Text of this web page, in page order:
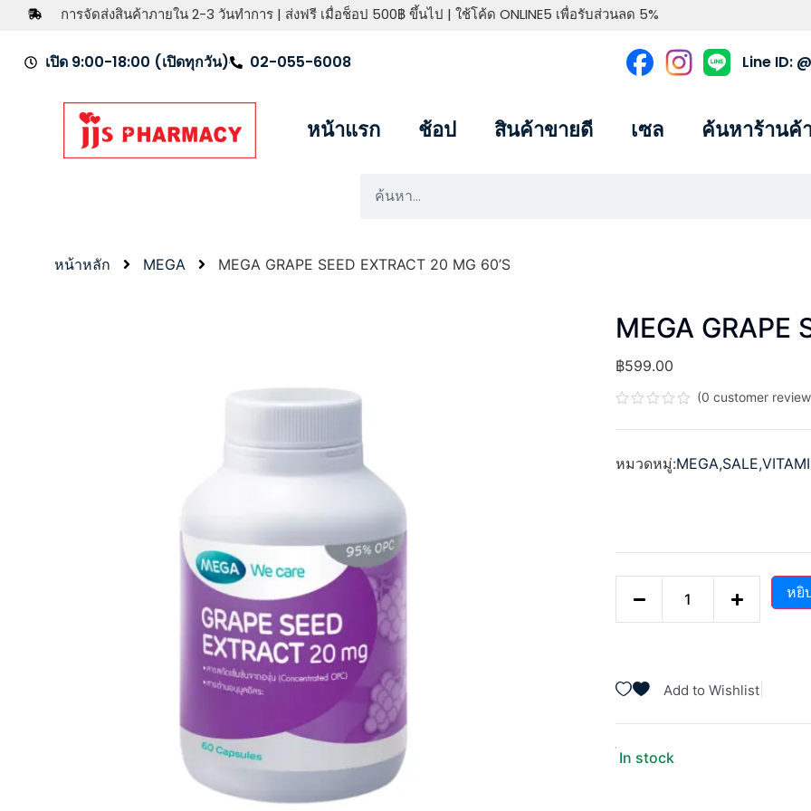
การจัดส่งสินค้าภายใน 2-3 วันทำการ | ส่งฟรี เมื่อช็อป 500฿ ขึ้นไป | ใช้โค้ด ONLINE5 เพื่อรับส่วนลด 5%
เปิด 9:00-18:00 (เปิดทุกวัน) 02-055-6008 Line ID:
หน้าแรก ช้อป สินค้าขายดี เซล ค้นหาร้านค้
หน้าหลัก MEGA MEGA GRAPE SEED EXTRACT 20 MG 60’S
MEGA GRAPE
฿599.00
คะแนน
1-
(0 customer
หมวดหมู่:MEGA,SALE,
หยิ
Add to Wishlist
In stock